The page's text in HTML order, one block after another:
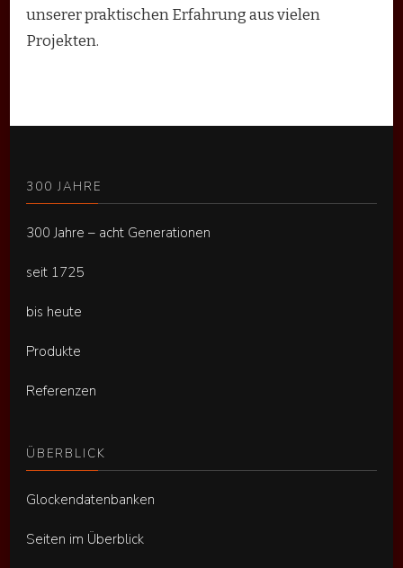
unserer praktischen Erfahrung aus vielen
Projekten.
300 JAHRE
300 Jahre – acht Generationen
seit 1725
bis heute
Produkte
Referenzen
ÜBERBLICK
Glockendatenbanken
Seiten im Überblick